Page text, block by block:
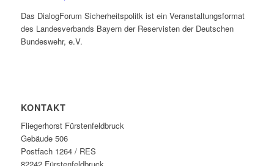
Das DialogForum Sicherheitspolitk ist ein Veranstaltungsformat
des Landesverbands Bayern der Reservisten der Deutschen
Bundeswehr, e.V.
KONTAKT
Fliegerhorst Fürstenfeldbruck
Gebäude 506
Postfach 1264 / RES